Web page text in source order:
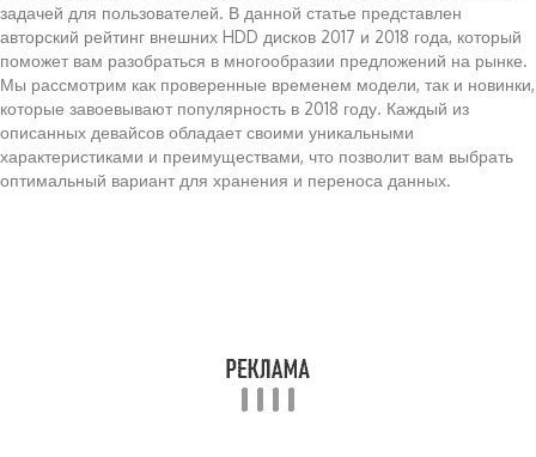
задачей для пользователей. В данной статье представлен
авторский рейтинг внешних HDD дисков 2017 и 2018 года, который
поможет вам разобраться в многообразии предложений на рынке.
Мы рассмотрим как проверенные временем модели, так и новинки,
которые завоевывают популярность в 2018 году. Каждый из
описанных девайсов обладает своими уникальными
характеристиками и преимуществами, что позволит вам выбрать
оптимальный вариант для хранения и переноса данных.